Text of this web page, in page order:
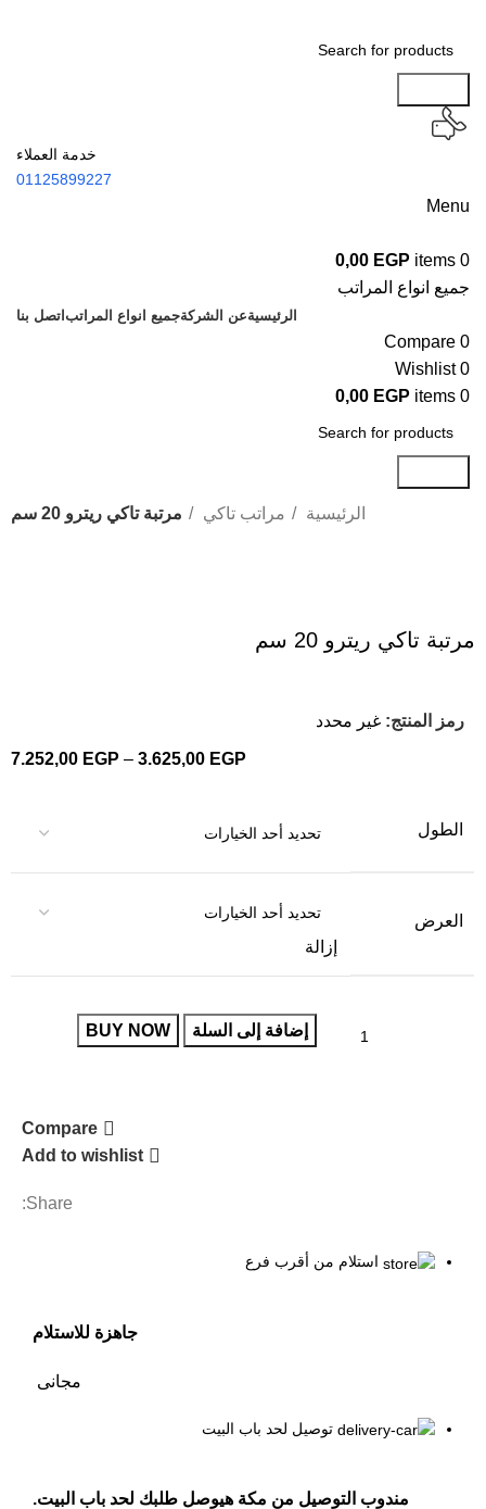
خدمة العملاء
01125899227
Menu
0
items
0,00 EGP
جميع انواع المراتب
الرئيسيةعن الشركةجميع انواع المراتب اتصل بنا
0
Compare
0
Wishlist
0
items
0,00 EGP
الرئيسية مراتب تاكي مرتبة تاكي ريترو 20 سم
مرتبة تاكي ريترو 20 سم
رمز المنتج:غير محدد
3.625,00 EGP
–
7.252,00 EGP
الطول
العرض
إزالة
إضافة إلى السلة BUY NOW
Compare
Add to wishlist
Share:
استلام من أقرب فرع
جاهزة للاستلام
مجانى
توصيل لحد باب البيت
مندوب التوصيل من مكة هيوصل طلبك لحد باب البيت.